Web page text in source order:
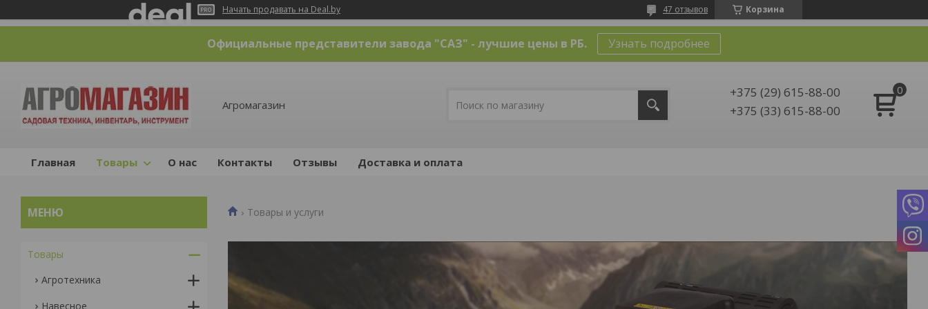
Начать продавать на Deal.by Корзина
47 отзывов
Официальные представители завода "САЗ" - лучшие цены в РБ. Узнать подробнее
Агромагазин
+375 (29) 615-88-00
+375 (33) 615-88-00
Главная Товары О нас Контакты Отзывы Доставка и оплата
Товары и услуги
Товары
Агротехника
Навесное